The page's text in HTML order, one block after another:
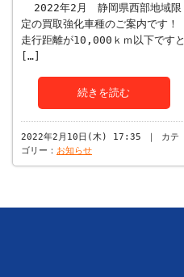
2022年2月 静岡県西部地域限
定の買取強化車種のご案内です！
走行距離が10,000ｋｍ以下ですと
[…]
続きを読む
2022年2月10日(木) 17:35 ｜ カテ
ゴリー： お知らせ